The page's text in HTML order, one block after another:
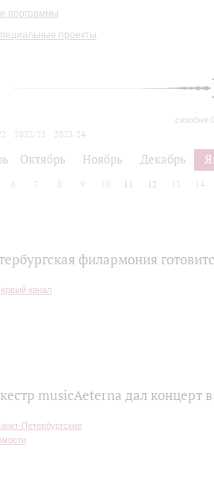
программы
проекты
сегодня
2022/23
2023/24
Октябрь Ноябрь Декабрь
6 7 8 9 10 11 12 13 14
филармония
musicAeterna дал концерт